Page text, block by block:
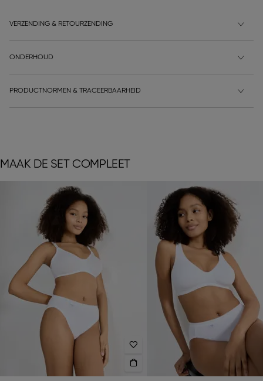
VERZENDING & RETOURZENDING
ONDERHOUD
PRODUCTNORMEN & TRACEERBAARHEID
MAAK DE SET COMPLEET